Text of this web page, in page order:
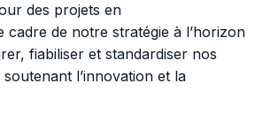
des projets en
de notre stratégie à l’horizon
fiabiliser et standardiser nos
l’innovation et la